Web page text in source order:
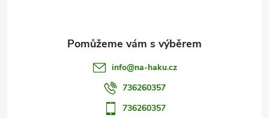
info@na-haku.cz
736260357
736260357